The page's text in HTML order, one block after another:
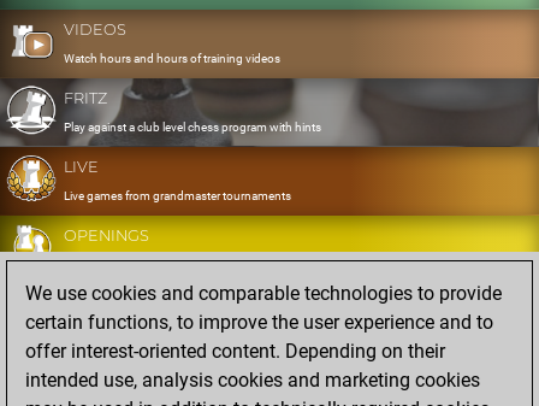
VIDEOS
Watch hours and hours of training videos
FRITZ
Play against a club level chess program with hints
LIVE
Live games from grandmaster tournaments
OPENINGS
Develop and exercise your openings
DATABASE
Eight million strong games
MYGAMES
Store and analyse your own games in the cloud
We use cookies and comparable technologies to provide
certain functions, to improve the user experience and to
offer interest-oriented content. Depending on their
intended use, analysis cookies and marketing cookies